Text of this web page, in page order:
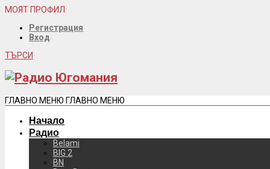
МОЯТ ПРОФИЛ
Регистрация
Вход
ТЪРСИ
ГЛАВНО МЕНЮ ГЛАВНО МЕНЮ
Начало
Радио
Belami
BIG 2
BN